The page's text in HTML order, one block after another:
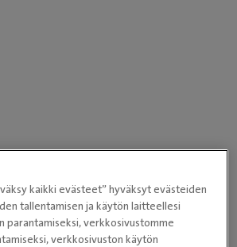
kaikki evästeet” hyväksyt evästeiden
tallentamisen ja käytön laitteellesi
parantamiseksi, verkkosivustomme
verkkosivuston käytön